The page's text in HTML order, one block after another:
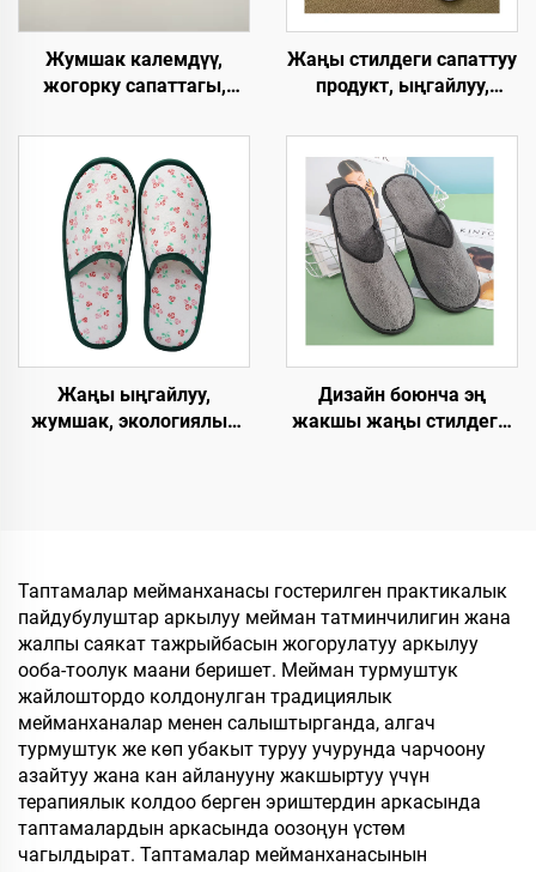
Жумшак калемдүү,
жогорку сапаттагы,
чөпкө айлануучу ички
мейманханалык панчык,
мейманхананын
бөлмөлөрү үчүн
Жаңы стилдеги сапаттуу
продукт, ыңгайлуу,
кыймылбаган, бир
жолго тийиштүү люкс
отелиндеги шеттерди
такталоо
Жаңы ыңгайлуу,
жумшак, экологиялык
жана авиакомпаниялар
үчүн жумшалакча
Дизайн боюнча эң
жакшы жаңы стилдеги,
арналган, мейманхана
үчүн жана
авиакомпаниялар үчүн
шлепкилер
Таптамалар мейманханасы гостерилген практикалык
пайдубулуштар аркылуу мейман татминчилигин жана
жалпы саякат тажрыйбасын жогорулатуу аркылуу
ооба-тоолук маани беришет. Мейман турмуштук
жайлоштордо колдонулган традициялык
мейманханалар менен салыштырганда, алгач
турмуштук же көп убакыт туруу учурунда чарчоону
азайтуу жана кан айланууну жакшыртуу үчүн
терапиялык колдоо берген эриштердин аркасында
таптамалардын аркасында оозоңун үстөм
чагылдырат. Таптамалар мейманханасынын